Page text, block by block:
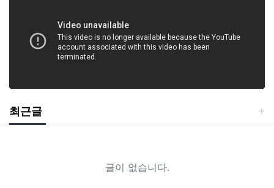
최근글
글이 없습니다.